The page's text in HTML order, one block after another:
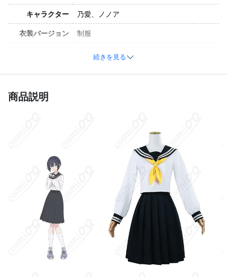
キャラクター
乃愛、ノノア
衣装バージョン
制服
S、M、L、XL
制服素材（コットン、ポリエステル、合成
発送予定
加工に7～15営業日、配送に5～7営業日
（※土日祝除く）、合計で12～22営業日程
支払い方法
クレジットカード（VISA、Master、JCB、
Discover、AMERICAN EXPRESS）、
PayPal、銀行振込
使用場所
コミケ・同人即売会、アコスタ・大型コス
プレイベント、池ハロ・街歩きイベント、
スタジオ撮影会、学園ロケ撮影、ハロウィ
ン仮装、SNS用ポートレート、宅コス・オ
続きを見る
商品説明